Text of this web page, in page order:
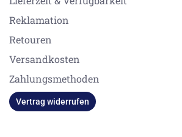
Reklamation
Retouren
Versandkosten
Zahlungsmethoden
Vertrag widerrufen